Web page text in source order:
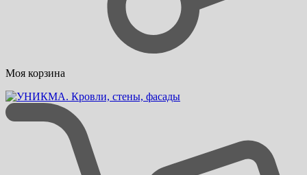
Моя корзина